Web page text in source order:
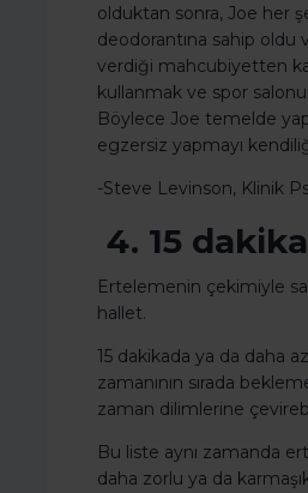
olduktan sonra, Joe her
deodorantına sahip
verdiği mahcubiyetten
kullanmak ve spor
Böylece Joe temelde
egzersiz yapmayı
-Steve Levinson, Klinik
4. 15
Ertelemenin çekimiyle
hallet.
15 dakikada ya da daha
zamanının sırada
zaman dilimlerine
Bu liste aynı zamanda
daha zorlu ya da